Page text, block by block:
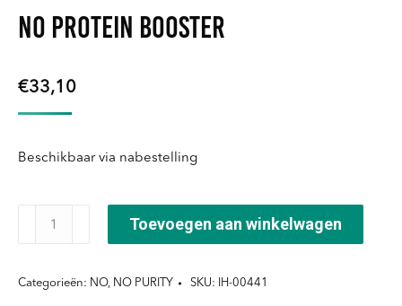
NO Protein Booster
€33,10
Beschikbaar via nabestelling
Protein
aantal
Toevoegen aan winkelwagen
Categorieën: NO, NO PURITY SKU: IH-00441